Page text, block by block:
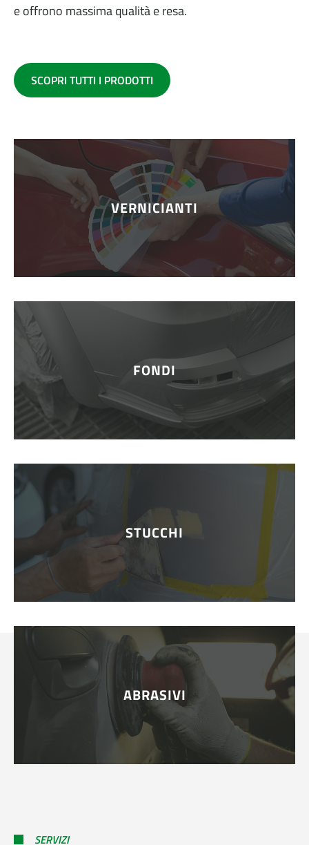
e offrono massima qualità e resa.
SCOPRI TUTTI I PRODOTTI
SERVIZI